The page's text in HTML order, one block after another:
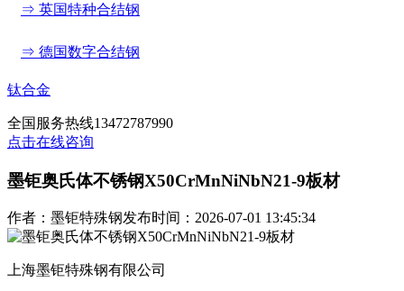
⇒ 英国特种合结钢
⇒ 德国数字合结钢
钛合金
全国服务热线13472787990
点击在线咨询
墨钜奥氏体不锈钢X50CrMnNiNbN21-9板材
作者：墨钜特殊钢发布时间：2026-07-01 13:45:34
上海墨钜特殊钢有限公司